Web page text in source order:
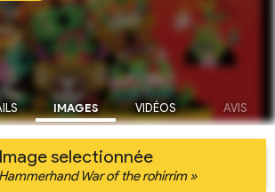
IMAGES VIDÉOS AVIS
Image selectionnée
War of the rohirrim »